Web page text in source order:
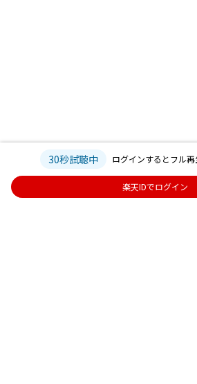
30秒試聴中 ログインするとフル再
楽天IDでログイン